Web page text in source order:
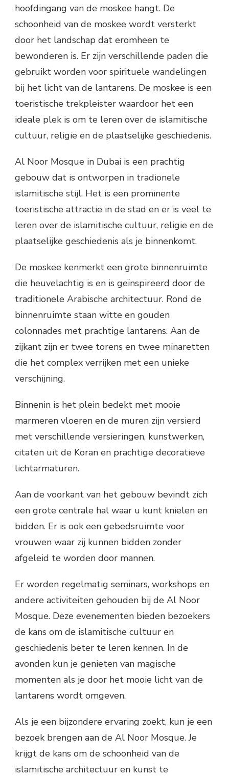
hoofdingang van de moskee hangt. De
schoonheid van de moskee wordt versterkt
door het landschap dat eromheen te
bewonderen is. Er zijn verschillende paden die
gebruikt worden voor spirituele wandelingen
bij het licht van de lantarens. De moskee is een
toeristische trekpleister waardoor het een
ideale plek is om te leren over de islamitische
cultuur, religie en de plaatselijke geschiedenis.
Al Noor Mosque in Dubai is een prachtig
gebouw dat is ontworpen in tradionele
islamitische stijl. Het is een prominente
toeristische attractie in de stad en er is veel te
leren over de islamitische cultuur, religie en de
plaatselijke geschiedenis als je binnenkomt.
De moskee kenmerkt een grote binnenruimte
die heuvelachtig is en is geïnspireerd door de
traditionele Arabische architectuur. Rond de
binnenruimte staan ​​witte en gouden
colonnades met prachtige lantarens. Aan de
zijkant zijn er twee torens en twee minaretten
die het complex verrijken met een unieke
verschijning.
Binnenin is het plein bedekt met mooie
marmeren vloeren en de muren zijn versierd
met verschillende versieringen, kunstwerken,
citaten uit de Koran en prachtige decoratieve
lichtarmaturen.
Aan de voorkant van het gebouw bevindt zich
een grote centrale hal waar u kunt knielen en
bidden. Er is ook een gebedsruimte voor
vrouwen waar zij kunnen bidden zonder
afgeleid te worden door mannen.
Er worden regelmatig seminars, workshops en
andere activiteiten gehouden bij de Al Noor
Mosque. Deze evenementen bieden bezoekers
de kans om de islamitische cultuur en
geschiedenis beter te leren kennen. In de
avonden kun je genieten van magische
momenten als je door het mooie licht van de
lantarens wordt omgeven.
Als je een bijzondere ervaring zoekt, kun je een
bezoek brengen aan de Al Noor Mosque. Je
krijgt de kans om de schoonheid van de
islamitische architectuur en kunst te